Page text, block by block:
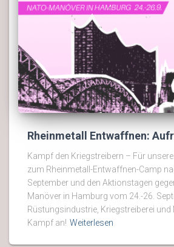
Rheinmetall Entwaffnen:
Kampf den Kriegstreibern – Für
zum Rheinmetall-Entwaffnen-Camp
September und den Aktionstagen
Manöver in Hamburg vom 24.-26.
Rüstungsindustrie, Kriegstreiberei und
Kampf an! Weiterlesen